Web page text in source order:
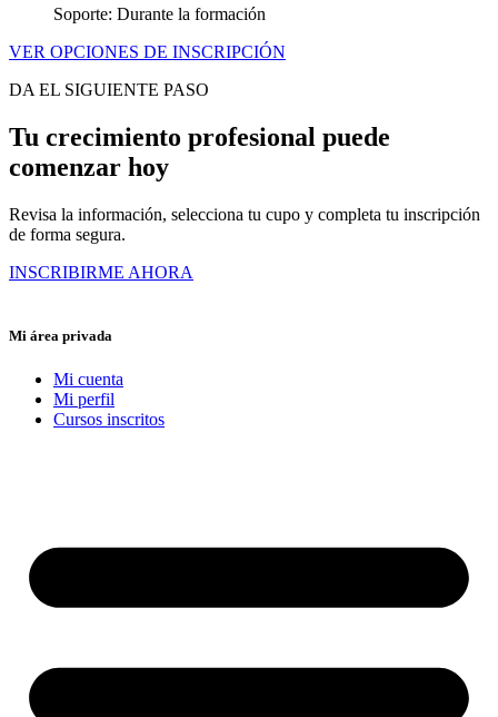
Soporte: Durante la formación
VER OPCIONES DE INSCRIPCIÓN
DA EL SIGUIENTE PASO
Tu crecimiento profesional puede
comenzar hoy
Revisa la información, selecciona tu cupo y completa tu inscripción
de forma segura.
INSCRIBIRME AHORA
Mi área privada
Mi cuenta
Mi perfil
Cursos inscritos